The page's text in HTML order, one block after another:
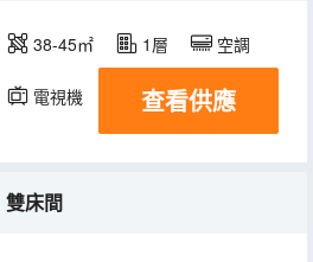
38-45㎡ 1層 空調
電視機 查看供應
雙床間